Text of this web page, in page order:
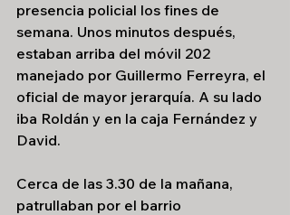
presencia policial los fines de
semana. Unos minutos después,
estaban arriba del móvil 202
manejado por Guillermo Ferreyra, el
oficial de mayor jerarquía. A su lado
iba Roldán y en la caja Fernández y
David.
Cerca de las 3.30 de la mañana,
patrullaban por el barrio